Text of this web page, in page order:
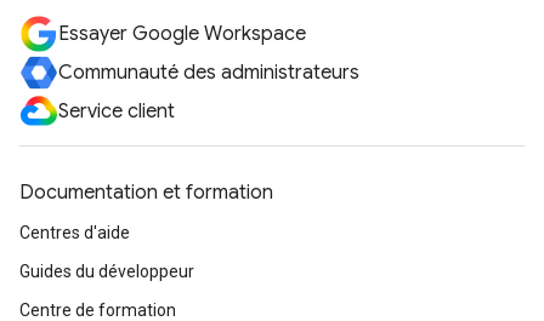
Essayer Google Workspace
Communauté des administrateurs
Service client
Documentation et formation
Centres d'aide
Guides du développeur
Centre de formation